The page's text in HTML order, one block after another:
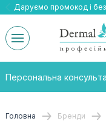
Даруємо безкоштовну
-25%
Даруємо промокод і
Персональна
Головна Бренди